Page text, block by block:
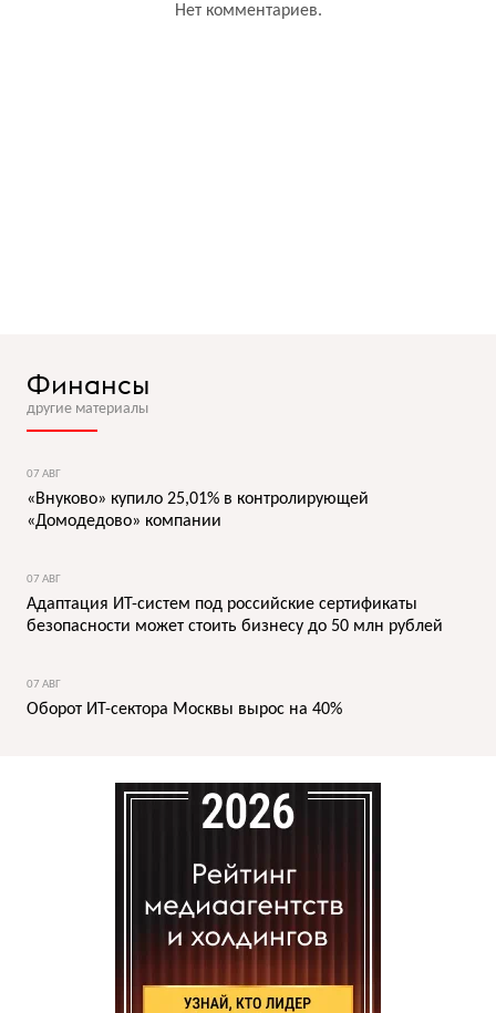
Нет комментариев.
Финансы
другие материалы
07 АВГ
«Внуково» купило 25,01% в контролирующей
«Домодедово» компании
07 АВГ
Адаптация ИТ-систем под российские сертификаты
безопасности может стоить бизнесу до 50 млн рублей
07 АВГ
Оборот ИТ-сектора Москвы вырос на 40%